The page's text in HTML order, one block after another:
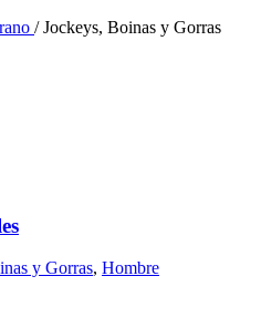
/ Jockeys, Boinas y Gorras
y Gorras, Hombre